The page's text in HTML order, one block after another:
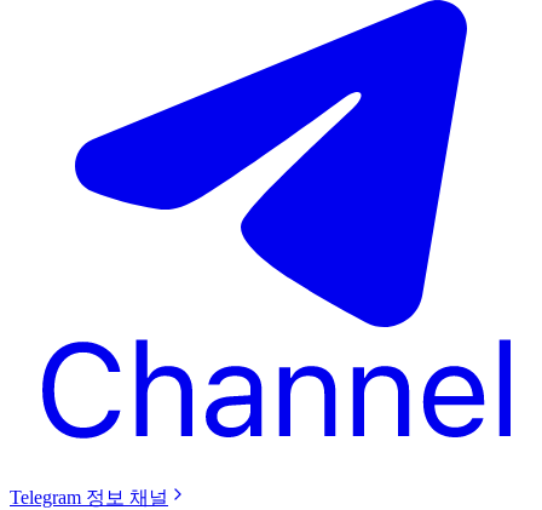
Telegram 정보 채널